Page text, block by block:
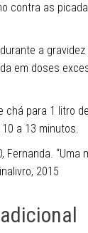
contra as
a
em doses
chá para 1 litro
a 13 minutos.
Fernanda. “Uma
2015